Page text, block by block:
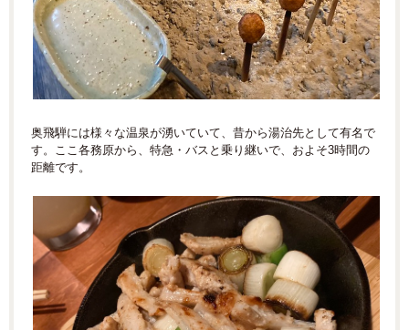
奥飛騨には様々な温泉が湧いていて、昔から湯治先として有名で
す。ここ各務原から、特急・バスと乗り継いで、およそ3時間の
距離です。